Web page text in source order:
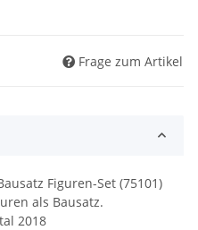
Frage zum Artikel
Figuren-Set (75101)
als Bausatz.
2018